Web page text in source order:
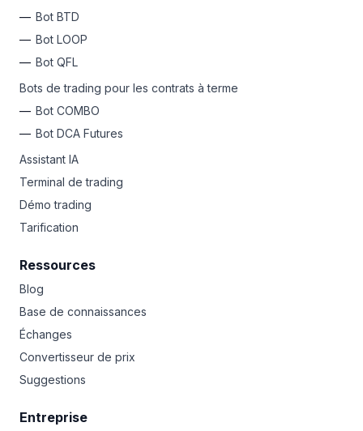
Bot BTD
Bot LOOP
Bot QFL
Bots de trading pour les contrats à terme
Bot COMBO
Bot DCA Futures
Assistant IA
Terminal de trading
Démo trading
Tarification
Ressources
Blog
Base de connaissances
Échanges
Convertisseur de prix
Suggestions
Entreprise